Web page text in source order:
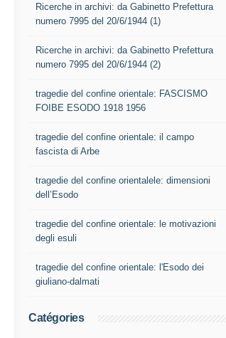
Ricerche in archivi: da Gabinetto Prefettura
numero 7995 del 20/6/1944 (1)
Ricerche in archivi: da Gabinetto Prefettura
numero 7995 del 20/6/1944 (2)
tragedie del confine orientale: FASCISMO
FOIBE ESODO 1918 1956
tragedie del confine orientale: il campo
fascista di Arbe
tragedie del confine orientalele: dimensioni
dell’Esodo
tragedie del confine orientale: le motivazioni
degli esuli
tragedie del confine orientale: l'Esodo dei
giuliano-dalmati
Catégories